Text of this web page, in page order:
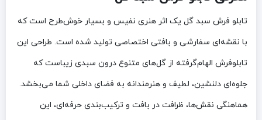
تابلو فرش سبد گل یک اثر هنری نفیس و بسیار خوش‌طرح است که
با نقشه‌ای سفارشی و بافتی اختصاصی تولید شده است. طراحی این
تابلوفرش الهام‌گرفته از گل‌های متنوع درون سبدی زیباست که
جلوه‌ای دلنشین، لطیف و هنرمندانه به فضای داخلی شما می‌بخشد.
هماهنگی نقش‌ها، ظرافت در بافت و ترکیب‌بندی حرفه‌ای، این